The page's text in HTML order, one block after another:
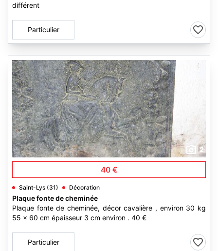
différent
Particulier
2
40 €
Saint-Lys (31) Décoration
Plaque fonte de cheminée
Plaque fonte de cheminée, décor cavalière , environ 30 kg
55 x 60 cm épaisseur 3 cm environ . 40 €
Particulier